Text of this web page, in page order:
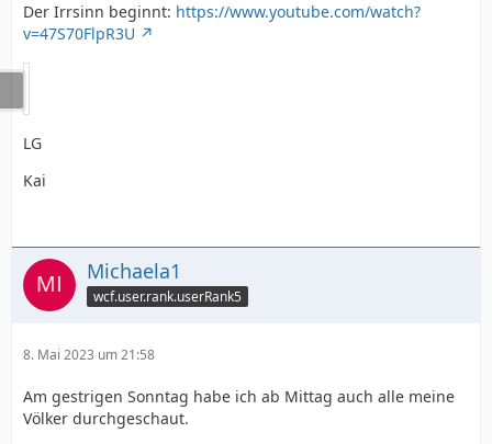
Der Irrsinn beginnt: https://www.youtube.com/watch?
v=47S70FlpR3U
LG
Kai
Michaela1
wcf.user.rank.userRank5
8. Mai 2023 um 21:58
Am gestrigen Sonntag habe ich ab Mittag auch alle meine
Völker durchgeschaut.